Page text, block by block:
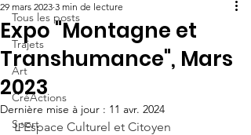
Tous les posts
Trajets
Art
CréActions
Sport
Expo "Montagne et
Transhumance", Mars
2023
29 mars 2023 3 min de lecture
Dernière mise à jour : 11 avr. 2024
L'Espace Culturel et Citoyen